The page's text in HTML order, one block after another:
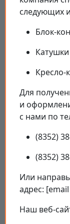
следующих
Блок-
Кресло-
Для
и
с нами по
(8352)
(8352)
Или
адрес:
Наш веб-